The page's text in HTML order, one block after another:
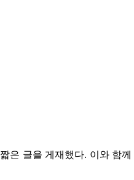
은 글을 게재했다. 이와 함